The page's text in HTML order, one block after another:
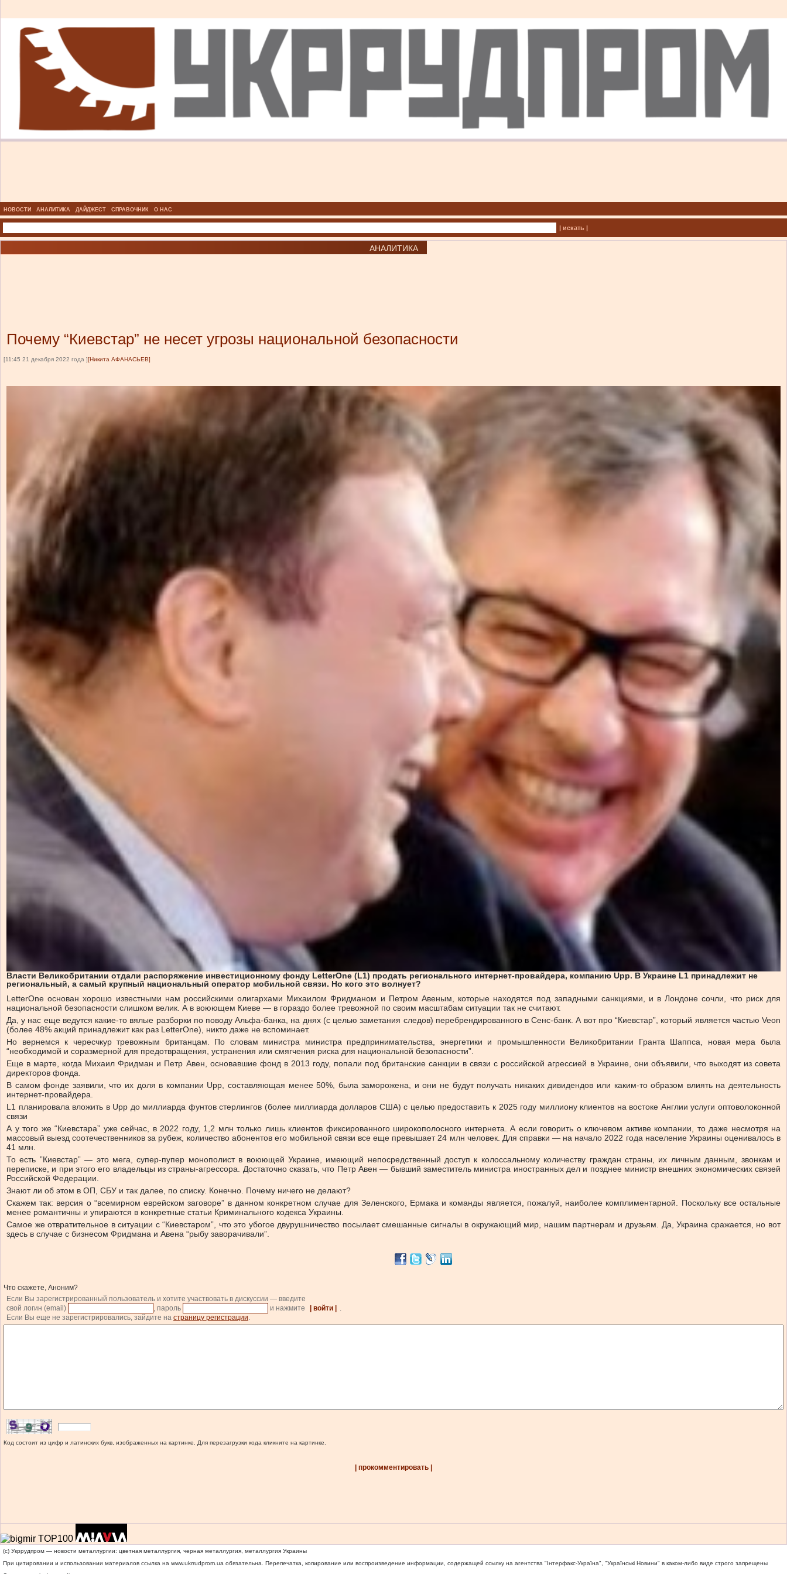
НОВОСТИ АНАЛИТИКА ДАЙДЖЕСТ СПРАВОЧНИК О НАС
| искать |
АНАЛИТИКА
Почему “Киевстар” не несет угрозы национальной безопасности
[11:45 21 декабря 2022 года ][Никита АФАНАСЬЕВ]
Власти Великобритании отдали распоряжение инвестиционному фонду LetterOne (L1) продать регионального интернет-провайдера, компанию Upp. В Украине L1 принадлежит не
региональный, а самый крупный национальный оператор мобильной связи. Но кого это волнует?
LetterOne основан хорошо известными нам российскими олигархами Михаилом Фридманом и Петром Авеным, которые находятся под западными санкциями, и в Лондоне сочли, что риск для
национальной безопасности слишком велик. А в воюющем Киеве — в гораздо более тревожной по своим масштабам ситуации так не считают.
Да, у нас еще ведутся какие-то вялые разборки по поводу Альфа-банка, на днях (с целью заметания следов) перебрендированного в Сенс-банк. А вот про “Киевстар”, который является частью Veon
(более 48% акций принадлежит как раз LetterOne), никто даже не вспоминает.
Но вернемся к чересчкур тревожным британцам. По словам министра министра предпринимательства, энергетики и промышленности Великобритании Гранта Шаппса, новая мера была
“необходимой и соразмерной для предотвращения, устранения или смягчения риска для национальной безопасности”.
Еще в марте, когда Михаил Фридман и Петр Авен, основавшие фонд в 2013 году, попали под британские санкции в связи с российской агрессией в Украине, они объявили, что выходят из совета
директоров фонда.
В самом фонде заявили, что их доля в компании Upp, составляющая менее 50%, была заморожена, и они не будут получать никаких дивидендов или каким-то образом влиять на деятельность
интернет-провайдера.
L1 планировала вложить в Upp до миллиарда фунтов стерлингов (более миллиарда долларов США) с целью предоставить к 2025 году миллиону клиентов на востоке Англии услуги оптоволоконной
связи
А у того же “Киевстара” уже сейчас, в 2022 году, 1,2 млн только лишь клиентов фиксированного широкополосного интернета. А если говорить о ключевом активе компании, то даже несмотря на
массовый выезд соотечественников за рубеж, количество абонентов его мобильной связи все еще превышает 24 млн человек. Для справки — на начало 2022 года население Украины оценивалось в
41 млн.
То есть ”Киевстар” — это мега, супер-пупер монополист в воюющей Украине, имеющий непосредственный доступ к колоссальному количеству граждан страны, их личным данным, звонкам и
переписке, и при этого его владельцы из страны-агрессора. Достаточно сказать, что Петр Авен — бывший заместитель министра иностранных дел и позднее министр внешних экономических связей
Российской Федерации.
Знают ли об этом в ОП, СБУ и так далее, по списку. Конечно. Почему ничего не делают?
Скажем так: версия о “всемирном еврейском заговоре” в данном конкретном случае для Зеленского, Ермака и команды является, пожалуй, наиболее комплиментарной. Поскольку все остальные
менее романтичны и упираются в конкретные статьи Криминального кодекса Украины.
Самое же отвратительное в ситуации с “Киевстаром”, что это убогое двурушничество посылает смешанные сигналы в окружающий мир, нашим партнерам и друзьям. Да, Украина сражается, но вот
здесь в случае с бизнесом Фридмана и Авена “рыбу заворачивали”.
Что скажете, Аноним?
Если Вы зарегистрированный пользователь и хотите участвовать в дискуссии — введите
свой логин (email)
, пароль и нажмите | войти | .
Если Вы еще не зарегистрировались, зайдите на страницу регистрации.
Код состоит из цифр и латинских букв, изображенных на картинке. Для перезагрузки кода кликните на картинке.
| прокомментировать |
(c) Укррудпром — новости металлургии: цветная металлургия, черная металлургия, металлургия Украины
При цитировании и использовании материалов ссылка на www.ukrrudprom.ua обязательна. Перепечатка, копирование или воспроизведение информации, содержащей ссылку на агентства "Iнтерфакс-Україна", "Українськi Новини" в каком-либо виде строго запрещены